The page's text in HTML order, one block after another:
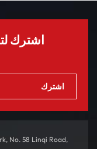
اشترك
No. 58 Linqi Road,